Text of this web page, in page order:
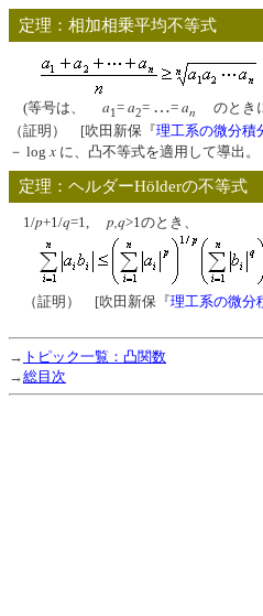
定理：相加相乗平均不等式
(等号は、 a1= a2= …= an
のとき
（証明） [吹田新保『理工系の微分積
－ log x に、凸不等式を適用して導出
定理：ヘルダーHölderの不等
1/p+1/q=1, p,q>1のとき、
（証明） [吹田新保『理工系の微分
→ トピック一覧：凸関数
→総目次